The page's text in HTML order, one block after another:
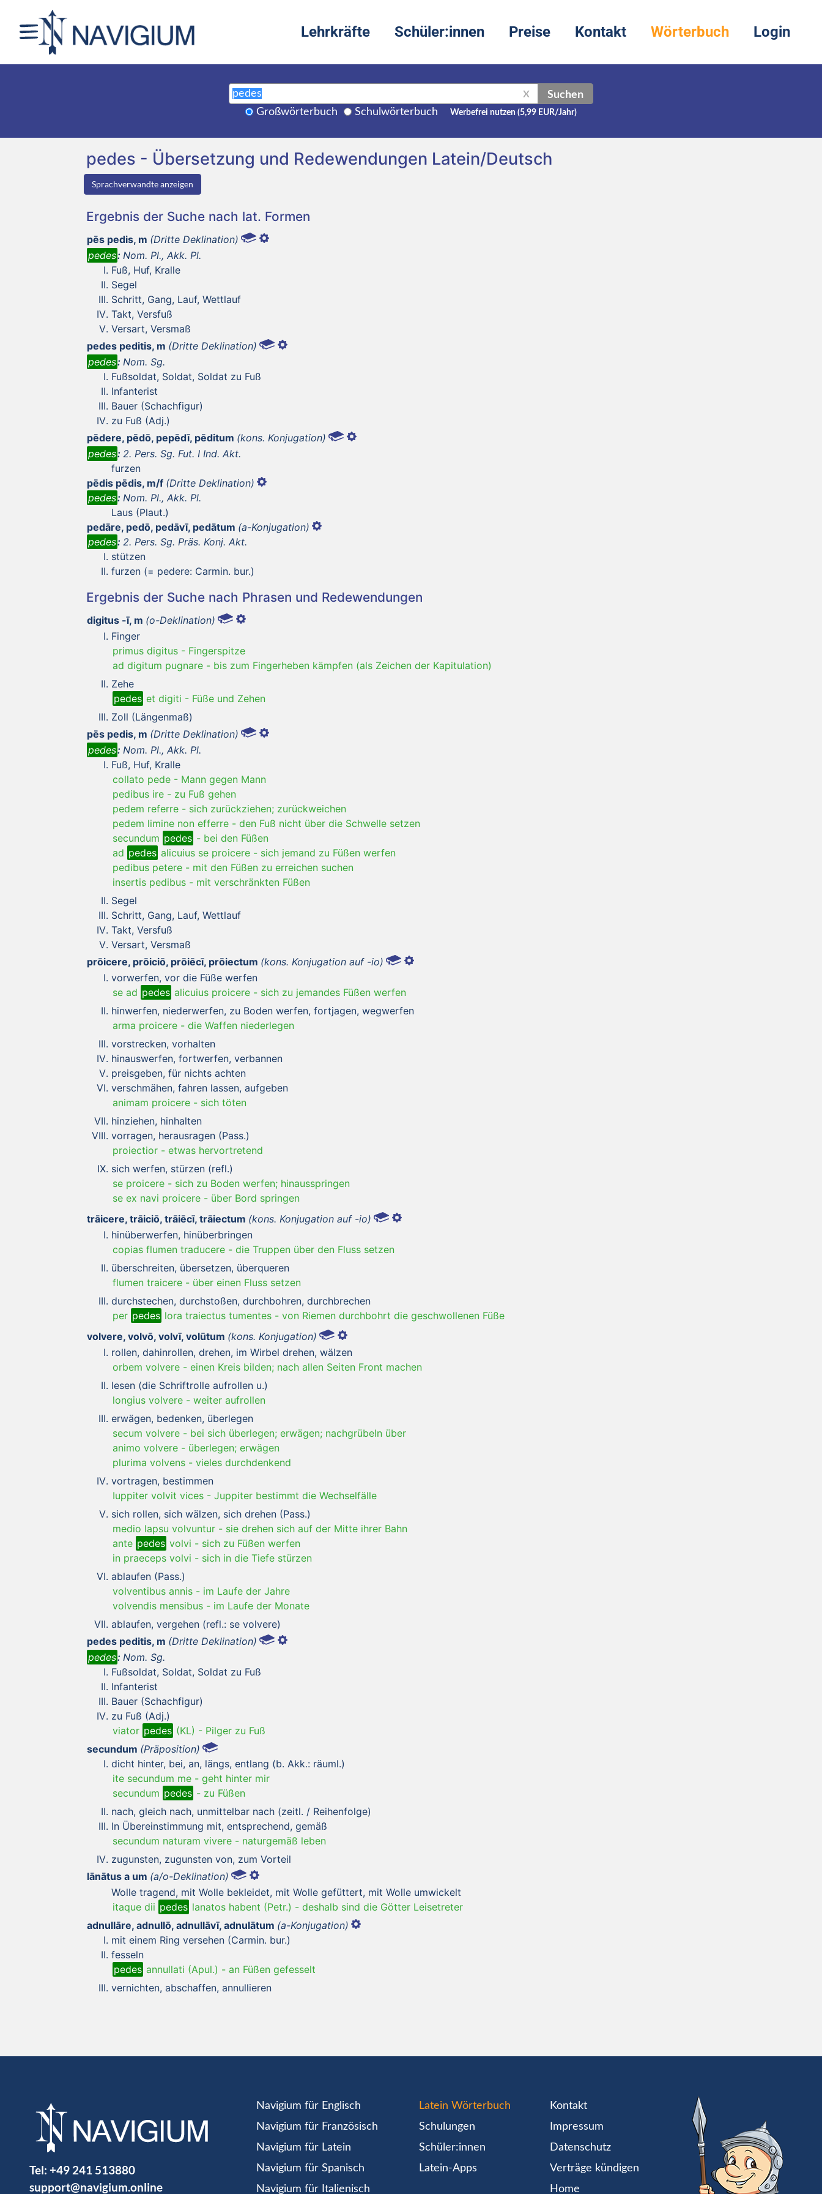
Lehrkräfte Schüler:innen Preise Kontakt Wörterbuch Login
X Suchen
Großwörterbuch Schulwörterbuch Werbefrei nutzen (5,99 EUR/Jahr)
pedes - Übersetzung und Redewendungen Latein/Deutsch
Sprachverwandte anzeigen
Ergebnis der Suche nach lat. Formen
pēs pedis, m (Dritte Deklination)
pedes: Nom. Pl., Akk. Pl.
Fuß, Huf, Kralle
Segel
Schritt, Gang, Lauf, Wettlauf
Takt, Versfuß
Versart, Versmaß
pedes peditis, m (Dritte Deklination)
pedes: Nom. Sg.
Fußsoldat, Soldat, Soldat zu Fuß
Infanterist
Bauer (Schachfigur)
zu Fuß (Adj.)
pēdere, pēdō, pepēdī, pēditum (kons. Konjugation)
pedes: 2. Pers. Sg. Fut. I Ind. Akt.
furzen
pēdis pēdis, m/f (Dritte Deklination)
pedes: Nom. Pl., Akk. Pl.
Laus (Plaut.)
pedāre, pedō, pedāvī, pedātum (a-Konjugation)
pedes: 2. Pers. Sg. Präs. Konj. Akt.
stützen
furzen (= pedere: Carmin. bur.)
Ergebnis der Suche nach Phrasen und Redewendungen
digitus -ī, m (o-Deklination)
Finger
primus digitus - Fingerspitze
ad digitum pugnare - bis zum Fingerheben kämpfen (als Zeichen der Kapitulation)
Zehe
pedes et digiti - Füße und Zehen
Zoll (Längenmaß)
pēs pedis, m (Dritte Deklination)
pedes: Nom. Pl., Akk. Pl.
Fuß, Huf, Kralle
collato pede - Mann gegen Mann
pedibus ire - zu Fuß gehen
pedem referre - sich zurückziehen; zurückweichen
pedem limine non efferre - den Fuß nicht über die Schwelle setzen
secundum pedes - bei den Füßen
ad pedes alicuius se proicere - sich jemand zu Füßen werfen
pedibus petere - mit den Füßen zu erreichen suchen
insertis pedibus - mit verschränkten Füßen
Segel
Schritt, Gang, Lauf, Wettlauf
Takt, Versfuß
Versart, Versmaß
prōicere, prōiciō, prōiēcī, prōiectum (kons. Konjugation auf -io)
vorwerfen, vor die Füße werfen
se ad pedes alicuius proicere - sich zu jemandes Füßen werfen
hinwerfen, niederwerfen, zu Boden werfen, fortjagen, wegwerfen
arma proicere - die Waffen niederlegen
vorstrecken, vorhalten
hinauswerfen, fortwerfen, verbannen
preisgeben, für nichts achten
verschmähen, fahren lassen, aufgeben
animam proicere - sich töten
hinziehen, hinhalten
vorragen, herausragen (Pass.)
proiectior - etwas hervortretend
sich werfen, stürzen (refl.)
se proicere - sich zu Boden werfen; hinausspringen
se ex navi proicere - über Bord springen
trāicere, trāiciō, trāiēcī, trāiectum (kons. Konjugation auf -io)
hinüberwerfen, hinüberbringen
copias flumen traducere - die Truppen über den Fluss setzen
überschreiten, übersetzen, überqueren
flumen traicere - über einen Fluss setzen
durchstechen, durchstoßen, durchbohren, durchbrechen
per pedes lora traiectus tumentes - von Riemen durchbohrt die geschwollenen Füße
volvere, volvō, volvī, volūtum (kons. Konjugation)
rollen, dahinrollen, drehen, im Wirbel drehen, wälzen
orbem volvere - einen Kreis bilden; nach allen Seiten Front machen
lesen (die Schriftrolle aufrollen u.)
longius volvere - weiter aufrollen
erwägen, bedenken, überlegen
secum volvere - bei sich überlegen; erwägen; nachgrübeln über
animo volvere - überlegen; erwägen
plurima volvens - vieles durchdenkend
vortragen, bestimmen
Iuppiter volvit vices - Juppiter bestimmt die Wechselfälle
sich rollen, sich wälzen, sich drehen (Pass.)
medio lapsu volvuntur - sie drehen sich auf der Mitte ihrer Bahn
ante pedes volvi - sich zu Füßen werfen
in praeceps volvi - sich in die Tiefe stürzen
ablaufen (Pass.)
volventibus annis - im Laufe der Jahre
volvendis mensibus - im Laufe der Monate
ablaufen, vergehen (refl.: se volvere)
pedes peditis, m (Dritte Deklination)
pedes: Nom. Sg.
Fußsoldat, Soldat, Soldat zu Fuß
Infanterist
Bauer (Schachfigur)
zu Fuß (Adj.)
viator pedes (KL) - Pilger zu Fuß
secundum (Präposition)
dicht hinter, bei, an, längs, entlang (b. Akk.: räuml.)
ite secundum me - geht hinter mir
secundum pedes - zu Füßen
nach, gleich nach, unmittelbar nach (zeitl. / Reihenfolge)
In Übereinstimmung mit, entsprechend, gemäß
secundum naturam vivere - naturgemäß leben
zugunsten, zugunsten von, zum Vorteil
lānātus a um (a/o-Deklination)
Wolle tragend, mit Wolle bekleidet, mit Wolle gefüttert, mit Wolle umwickelt
itaque dii pedes lanatos habent (Petr.) - deshalb sind die Götter Leisetreter
adnullāre, adnullō, adnullāvī, adnulātum (a-Konjugation)
mit einem Ring versehen (Carmin. bur.)
fesseln
pedes annullati (Apul.) - an Füßen gefesselt
vernichten, abschaffen, annullieren
Tel: +49 241 513880
support@navigium.online
Navigium für Englisch
Navigium für Französisch
Navigium für Latein
Navigium für Spanisch
Navigium für Italienisch
Latein Wörterbuch
Schulungen
Schüler:innen
Latein-Apps
Kontakt
Impressum
Datenschutz
Verträge kündigen
Home